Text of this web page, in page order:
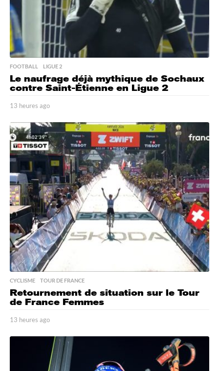
FOOTBALL ,LIGUE 2
Le naufrage déjà mythique de Sochaux
contre Saint-Étienne en Ligue 2
13 heures ago
h
e
u
r
e
a
g
o
CYCLISME ,TOUR DE FRANCE
Retournement de situation sur le Tour
de France Femmes
13 heures ago
h
e
u
r